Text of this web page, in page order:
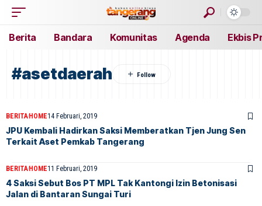
Berita Bandara Komunitas Agenda Ekbis
#asetdaerah
BERITAHOME14 Februari, 2019
JPU Kembali Hadirkan Saksi Memberatkan Tjen Jung Sen
Terkait Aset Pemkab Tangerang
BERITAHOME11 Februari, 2019
4 Saksi Sebut Bos PT MPL Tak Kantongi Izin Betonisasi
Jalan di Bantaran Sungai Turi